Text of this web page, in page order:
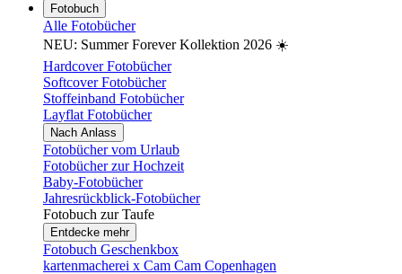
Fotobuch
Alle Fotobücher
NEU: Summer Forever Kollektion 2026 ☀️
Hardcover Fotobücher
Softcover Fotobücher
Stoffeinband Fotobücher
Layflat Fotobücher
Nach Anlass
Fotobücher vom Urlaub
Fotobücher zur Hochzeit
Baby-Fotobücher
Jahresrückblick-Fotobücher
Fotobuch zur Taufe
Entdecke mehr
Fotobuch Geschenkbox
kartenmacherei x Cam Cam Copenhagen